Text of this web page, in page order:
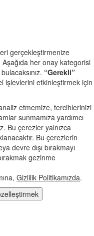
gerçekleştirmenize
Aşağıda her onay kategorisi
“Gerekli”
işlevlerini etkinleştirmek için
analiz etmemize, tercihlerinizi
sunmamıza yardımcı
Bu çerezler yalnızca
Bu çerezlerin
devre dışı bırakmayı
gezinme
Gizlilik Politikamızda.